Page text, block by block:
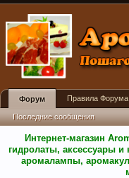
Интернет-магазин
гидролаты, аксессуары
аромалампы,
Форум
Последние сообщения
Правила Форума